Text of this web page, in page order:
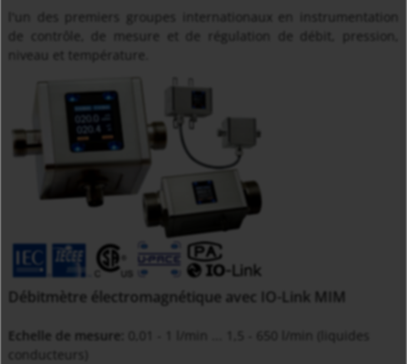
l'un des premiers groupes internationaux en instrumentation
de contrôle, de mesure et de régulation de débit, pression,
niveau et température.
Débitmètre électromagnétique avec IO-Link MIM
Echelle de mesure: